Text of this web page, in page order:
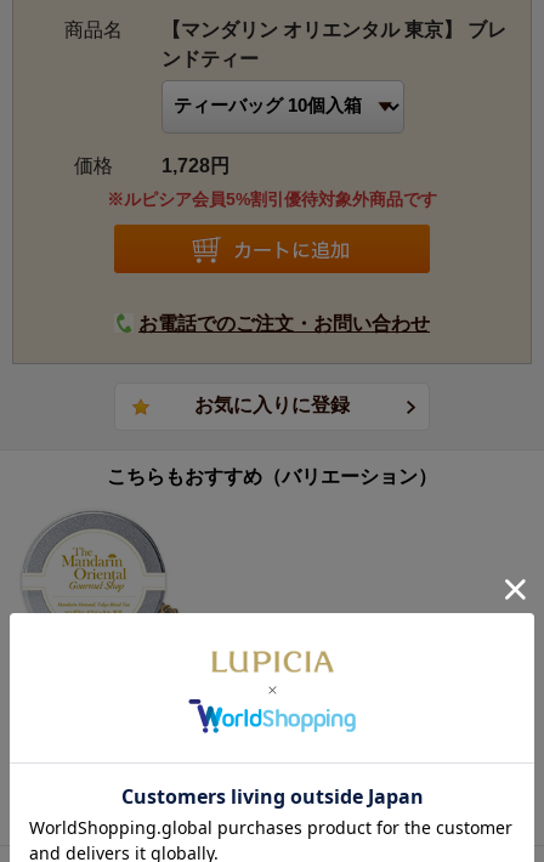
商品名
【マンダリン オリエンタル 東京】 ブレ
ンドティー
価格 1,728円
※ルピシア会員5%割引優待対象外商品です
お電話でのご注文・お問い合わせ
こちらもおすすめ（バリエーション）
◆【マンダリン オリエ
ンタル 東京】 ブレン
ドティー 50g缶入